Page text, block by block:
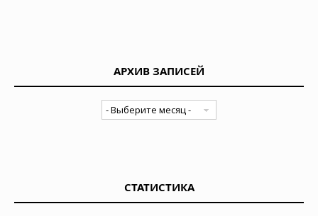
АРХИВ ЗАПИСЕЙ
СТАТИСТИКА